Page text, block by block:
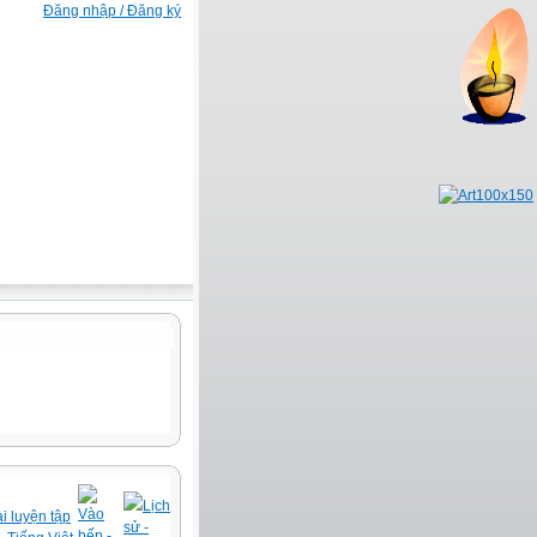
Đăng nhập / Đăng ký
luyện tập Vào
Lịch
sử -